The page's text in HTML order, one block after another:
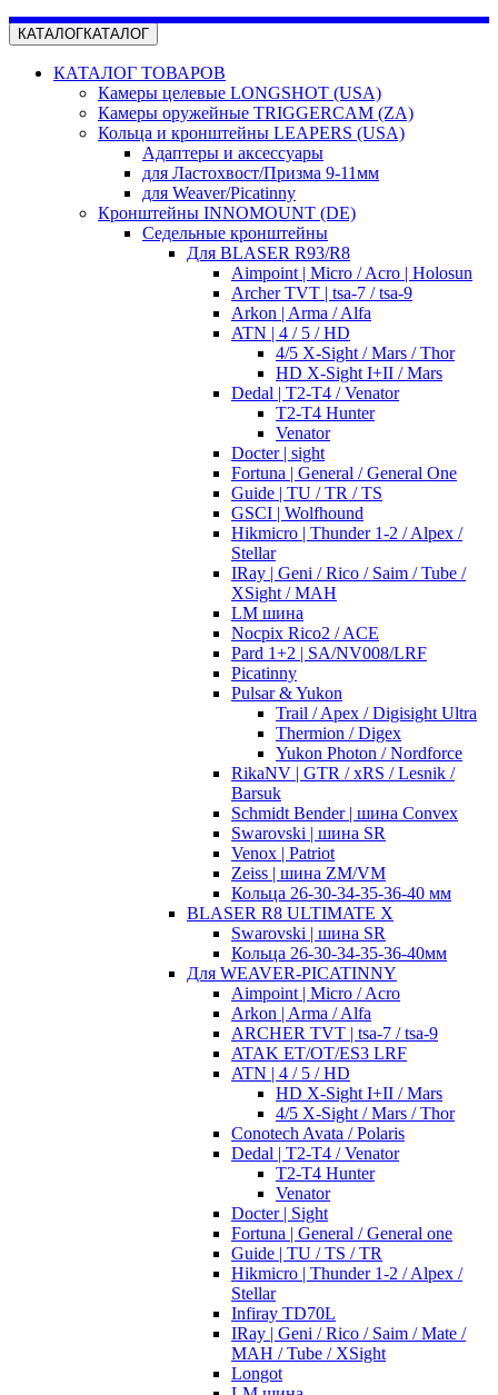
КАТАЛОГКАТАЛОГ
КАТАЛОГ ТОВАРОВ
Камеры целевые LONGSHOT (USA)
Камеры оружейные TRIGGERCAM (ZA)
Кольца и кронштейны LEAPERS (USA)
Адаптеры и аксессуары
для Ластохвост/Призма 9-11мм
для Weaver/Picatinny
Кронштейны INNOMOUNT (DE)
Седельные кронштейны
Для BLASER R93/R8
Aimpoint | Micro / Acro | Holosun
Archer TVT | tsa-7 / tsa-9
Arkon | Arma / Alfa
ATN | 4 / 5 / HD
4/5 X-Sight / Mars / Thor
HD X-Sight I+II / Mars
Dedal | T2-T4 / Venator
T2-T4 Hunter
Venator
Docter | sight
Fortuna | General / General One
Guide | TU / TR / TS
GSCI | Wolfhound
Hikmicro | Thunder 1-2 / Alpex /
Stellar
IRay | Geni / Rico / Saim / Tube /
XSight / MAH
LM шина
Nocpix Rico2 / ACE
Pard 1+2 | SA/NV008/LRF
Picatinny
Pulsar & Yukon
Trail / Apex / Digisight Ultra
Thermion / Digex
Yukon Photon / Nordforce
RikaNV | GTR / xRS / Lesnik /
Barsuk
Schmidt Bender | шина Convex
Swarovski | шина SR
Venox | Patriot
Zeiss | шина ZM/VM
Кольца 26-30-34-35-36-40 мм
BLASER R8 ULTIMATE X
Swarovski | шина SR
Кольца 26-30-34-35-36-40мм
Для WEAVER-PICATINNY
Aimpoint | Micro / Acro
Arkon | Arma / Alfa
ARCHER TVT | tsa-7 / tsa-9
ATAK ET/OT/ES3 LRF
ATN | 4 / 5 / HD
HD X-Sight I+II / Mars
4/5 X-Sight / Mars / Thor
Conotech Avata / Polaris
Dedal | T2-T4 / Venator
T2-T4 Hunter
Venator
Docter | Sight
Fortuna | General / General one
Guide | TU / TS / TR
Hikmicro | Thunder 1-2 / Alpex /
Stellar
Infiray TD70L
IRay | Geni / Rico / Saim / Mate /
MAH / Tube / XSight
Longot